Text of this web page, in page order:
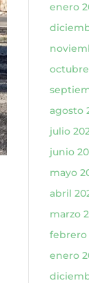
enero
agosto
julio
junio
mayo
abril
marzo
febrero
enero